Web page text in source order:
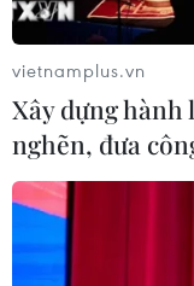
Đưa thuyền
biển vào bờ an
11/06/2019 09:53
vietnamplus.vn
Xây dựng hành
nghẽn, đưa